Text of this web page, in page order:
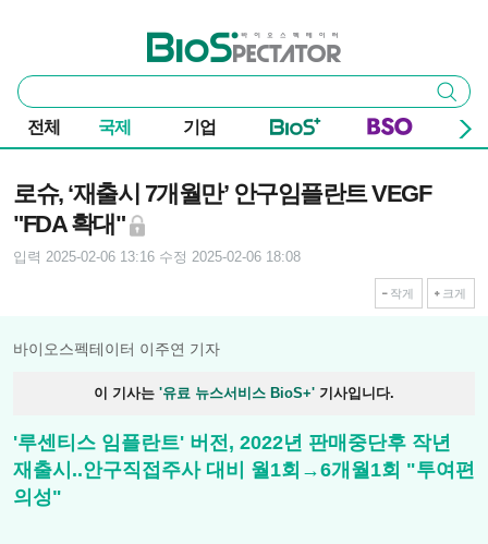
바이오스펙테이터
통
합
검
색
검색
전체 국제 기업
로슈, ‘재출시 7개월만’ 안구임플란트 VEGF
"FDA 확대"
입력 2025-02-06 13:16 수정 2025-02-06 18:08
작게 크게
바이오스펙테이터 이주연 기자
이 기사는 '유료 뉴스서비스 BioS+' 기사입니다.
'루센티스 임플란트' 버전, 2022년 판매중단후 작년
재출시..안구직접주사 대비 월1회→6개월1회 "투여편
의성"